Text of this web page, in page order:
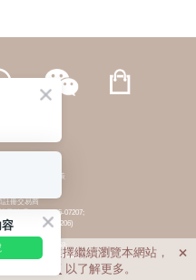
轉載 私隱政策
註冊交易商
冊號碼:A-B-24-05-07207;
碼:A-B-24-05-07206)
冊交易商
:B-B-24-05-07258;
號碼:B-B-24-05-07259)
。若您選擇繼續瀏覽本網站，
私隱政策 以了解更多。
